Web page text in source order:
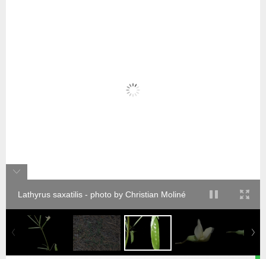
Lathyrus saxatilis - photo by Christian Moliné